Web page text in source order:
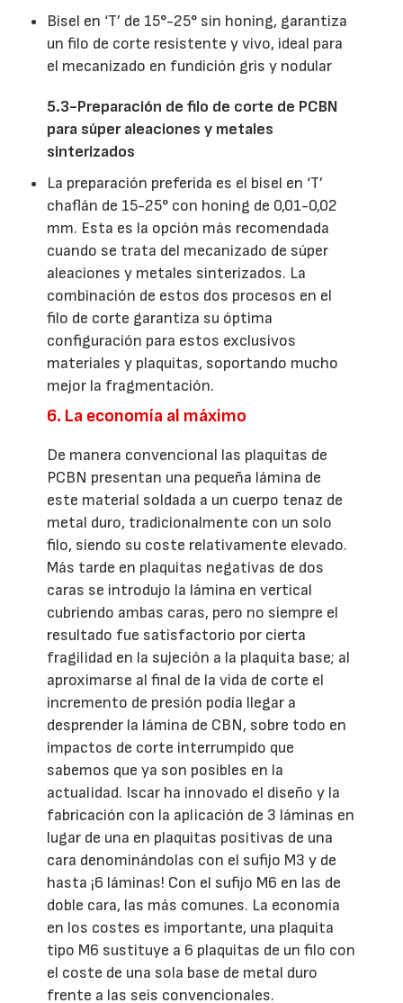
Bisel en ‘T’ de 15°-25° sin honing, garantiza
un filo de corte resistente y vivo, ideal para
el mecanizado en fundición gris y nodular
5.3-Preparación de filo de corte de PCBN
para súper aleaciones y metales
sinterizados
La preparación preferida es el bisel en ‘T’
chaflán de 15-25° con honing de 0,01-0,02
mm. Esta es la opción más recomendada
cuando se trata del mecanizado de súper
aleaciones y metales sinterizados. La
combinación de estos dos procesos en el
filo de corte garantiza su óptima
configuración para estos exclusivos
materiales y plaquitas, soportando mucho
mejor la fragmentación.
6. La economía al máximo
De manera convencional las plaquitas de
PCBN presentan una pequeña lámina de
este material soldada a un cuerpo tenaz de
metal duro, tradicionalmente con un solo
filo, siendo su coste relativamente elevado.
Más tarde en plaquitas negativas de dos
caras se introdujo la lámina en vertical
cubriendo ambas caras, pero no siempre el
resultado fue satisfactorio por cierta
fragilidad en la sujeción a la plaquita base; al
aproximarse al final de la vida de corte el
incremento de presión podía llegar a
desprender la lámina de CBN, sobre todo en
impactos de corte interrumpido que
sabemos que ya son posibles en la
actualidad. Iscar ha innovado el diseño y la
fabricación con la aplicación de 3 láminas en
lugar de una en plaquitas positivas de una
cara denominándolas con el sufijo M3 y de
hasta ¡6 láminas! Con el sufijo M6 en las de
doble cara, las más comunes. La economía
en los costes es importante, una plaquita
tipo M6 sustituye a 6 plaquitas de un filo con
el coste de una sola base de metal duro
frente a las seis convencionales.